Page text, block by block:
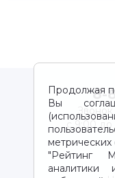
Продолжая
Вы
"Рейтинг
8-
с 9:00 до